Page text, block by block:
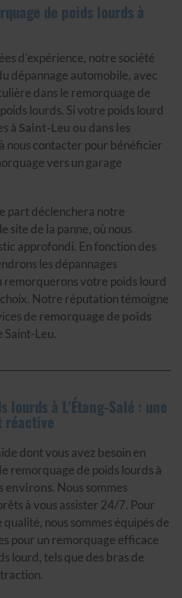
de poids lourds à
d'expérience, notre société
dépannage automobile, avec
dans le remorquage de
lourds. Si votre poids lourd
à Saint-Leu ou dans les
nous contacter pour bénéficier
vers un garage
part déclenchera notre
site de la panne, où nous
approfondi. En fonction des
les dépannages
remorquerons votre poids lourd
Notre réputation témoigne
de remorquage de poids
Saint-Leu.
lourds à L'Étang-Salé : une
réactive
dont vous avez besoin en
remorquage de poids lourds à
environs. Nous sommes
à vous assister 24/7. Pour
nous sommes équipés de
pour un remorquage efficace
lourd, tels que des bras de